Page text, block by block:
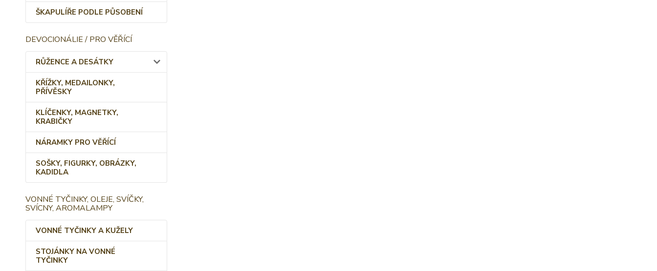
ŠKAPULÍŘE PODLE PŮSOBENÍ
DEVOCIONÁLIE / PRO VĚŘÍCÍ
RŮŽENCE A DESÁTKY
KŘÍŽKY, MEDAILONKY,
PŘÍVĚSKY
KLÍČENKY, MAGNETKY,
KRABIČKY
NÁRAMKY PRO VĚŘÍCÍ
SOŠKY, FIGURKY, OBRÁZKY,
KADIDLA
VONNÉ TYČINKY, OLEJE, SVÍČKY,
SVÍCNY, AROMALAMPY
VONNÉ TYČINKY A KUŽELY
STOJÁNKY NA VONNÉ
TYČINKY